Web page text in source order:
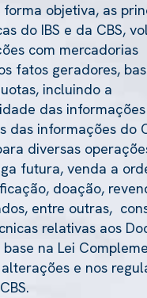
objetiva, as
do IBS e da CBS,
com mercadorias
fatos geradores,
incluindo a
das
das informações do
diversas
futura, venda a
doação,
entre outras,
relativas aos
base na Lei
e nos